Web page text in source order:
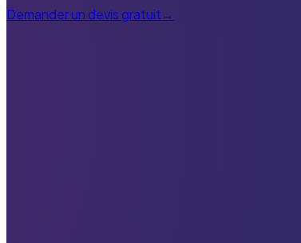
Demander un devis gratuit→